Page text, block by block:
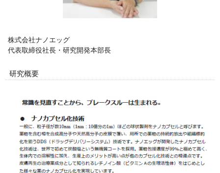
株式会社ナノエッグ
代表取締役社長・研究開発本部長
研究概要